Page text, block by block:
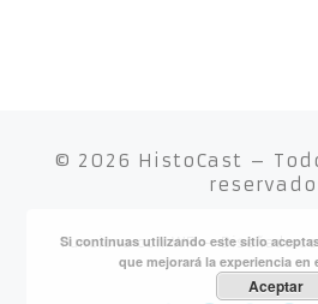
© 2026 HistoCast –
Funciona conWP– Diseñado
Si continuas utilizando este sitio
que mejorará la experiencia en
Aceptar